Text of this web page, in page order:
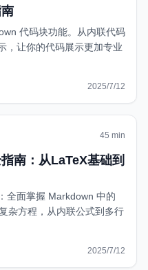
代码块功能。从内联代码
，让你的代码展示更加专业
2025/7/12
zh/guides/markdown-code-
45 min
南：从LaTeX基础到
全面掌握 Markdown 中的
杂方程，从内联公式到多行
2025/7/12
zh